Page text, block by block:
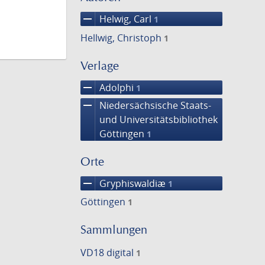
remove Helwig, Carl 1
Hellwig, Christoph 1
Verlage
remove Adolphi 1
remove
Niedersächsische Staats-
und Universitätsbibliothek
Göttingen 1
Orte
remove Gryphiswaldiæ 1
Göttingen 1
Sammlungen
VD18 digital 1